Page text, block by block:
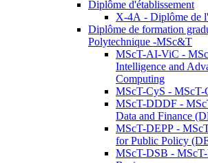
Diplôme d'établissement
X-4A - Diplôme de
Diplôme de formation
Polytechnique -MSc&T
MScT-AI-ViC -
Intelligence and
Computing
MScT-CyS - MScT-
MScT-DDDF -
Data and Finance
MScT-DEPP -
for Public Policy
MScT-DSB -